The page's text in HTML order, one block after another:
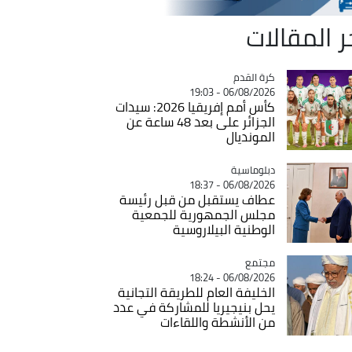
المقالات
Catégorie
كرة القدم
06/08/2026 - 19:03
كأس أمم إفريقيا 2026: سيدات
الجزائر على بعد 48 ساعة عن
المونديال
Catégorie
دبلوماسية
06/08/2026 - 18:37
عطاف يستقبل من قبل رئيسة
مجلس الجمهورية للجمعية
الوطنية البيلاروسية
Catégorie
مجتمع
06/08/2026 - 18:24
الخليفة العام للطريقة التجانية
يحل بنيجيريا للمشاركة في عدد
من الأنشطة واللقاءات